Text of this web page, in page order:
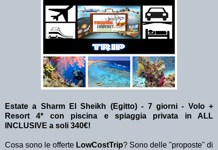
Estate a Sharm El Sheikh (Egitto) - 7 giorni - Volo +
Resort 4* con piscina e spiaggia privata in ALL
INCLUSIVE a soli 340€!
Cosa sono le offerte LowCostTrip? Sono delle "proposte" di